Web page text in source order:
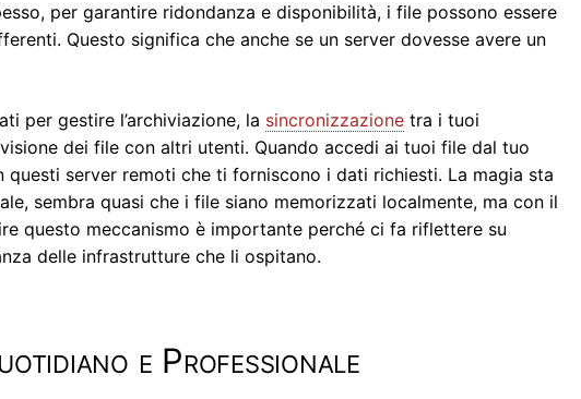
per garantire ridondanza e disponibilità, i file possono essere
Questo significa che anche se un server dovesse avere un
per gestire l’archiviazione, la sincronizzazione tra i tuoi
dei file con altri utenti. Quando accedi ai tuoi file dal tuo
server remoti che ti forniscono i dati richiesti. La magia sta
sembra quasi che i file siano memorizzati localmente, ma con il
questo meccanismo è importante perché ci fa riflettere su
delle infrastrutture che li ospitano.
e Professionale